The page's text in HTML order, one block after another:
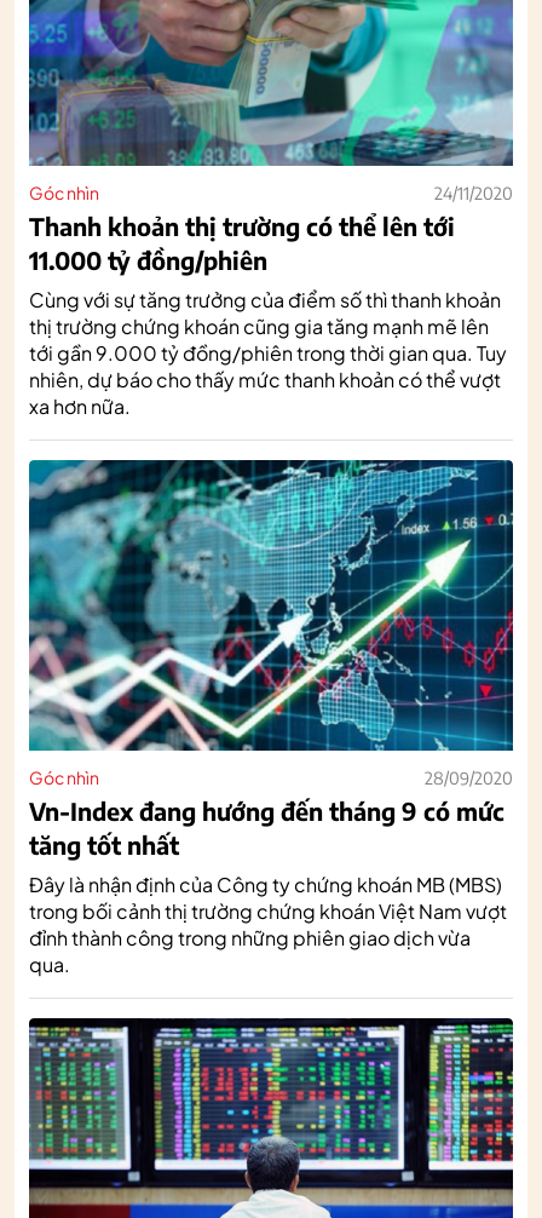
Góc nhìn 24/11/2020
Thanh khoản thị trường có thể lên tới
11.000 tỷ đồng/phiên
Cùng với sự tăng trưởng của điểm số thì thanh khoản
thị trường chứng khoán cũng gia tăng mạnh mẽ lên
tới gần 9.000 tỷ đồng/phiên trong thời gian qua. Tuy
nhiên, dự báo cho thấy mức thanh khoản có thể vượt
xa hơn nữa.
Góc nhìn 28/09/2020
Vn-Index đang hướng đến tháng 9 có mức
tăng tốt nhất
Đây là nhận định của Công ty chứng khoán MB (MBS)
trong bối cảnh thị trường chứng khoán Việt Nam vượt
đỉnh thành công trong những phiên giao dịch vừa
qua.